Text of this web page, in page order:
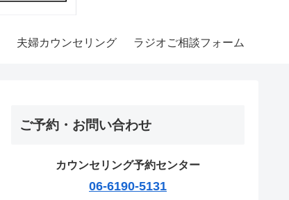
夫婦カウンセリング ラジオご相談フォーム
ご予約・お問い合わせ
カウンセリング予約センター
06-6190-5131